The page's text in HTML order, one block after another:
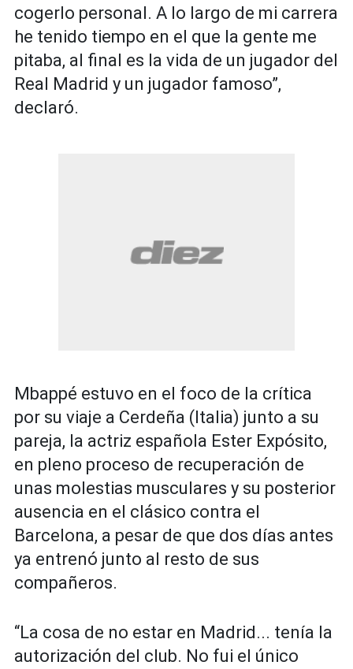
cogerlo personal. A lo largo de mi carrera
he tenido tiempo en el que la gente me
pitaba, al final es la vida de un jugador del
Real Madrid y un jugador famoso”,
declaró.
Mbappé estuvo en el foco de la crítica
por su viaje a Cerdeña (Italia) junto a su
pareja, la actriz española Ester Expósito,
en pleno proceso de recuperación de
unas molestias musculares y su posterior
ausencia en el clásico contra el
Barcelona, a pesar de que dos días antes
ya entrenó junto al resto de sus
compañeros.
“La cosa de no estar en Madrid... tenía la
autorización del club. No fui el único